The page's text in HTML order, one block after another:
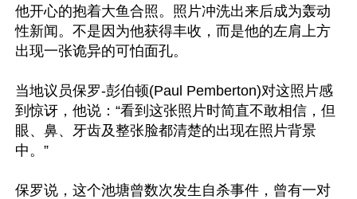
他开心的抱着大鱼合照。照片冲洗出来后成为轰动
性新闻。不是因为他获得丰收，而是他的左肩上方
出现一张诡异的可怕面孔。
当地议员保罗-彭伯顿(Paul Pemberton)对这照片感
到惊讶，他说：“看到这张照片时简直不敢相信，但
眼、鼻、牙齿及整张脸都清楚的出现在照片背景
中。”
保罗说，这个池塘曾数次发生自杀事件，曾有一对